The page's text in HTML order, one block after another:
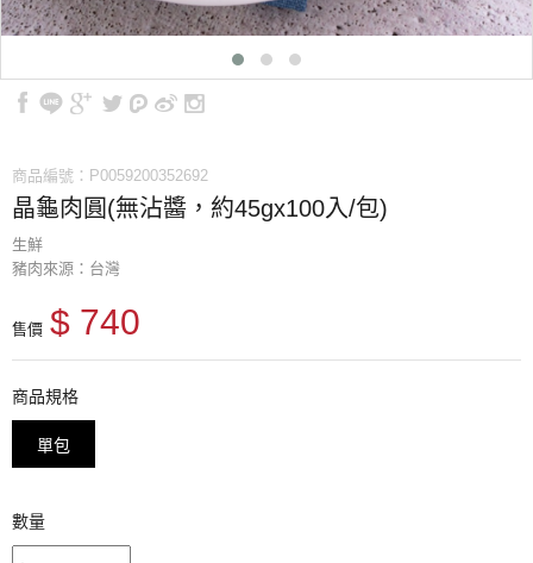
商品編號：P0059200352692
晶龜肉圓(無沾醬，約45gx100入/包)
生鮮
豬肉來源：台灣
售價 $ 740
商品規格
單包
數量